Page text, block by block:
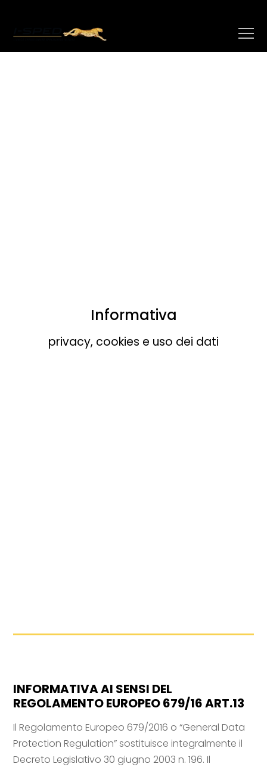
Informativa
privacy, cookies e uso dei dati
INFORMATIVA AI SENSI DEL
REGOLAMENTO EUROPEO 679/16 ART.13
Il Regolamento Europeo 679/2016 o “General Data
Protection Regulation” sostituisce integralmente il
Decreto Legislativo 30 giugno 2003 n. 196. Il